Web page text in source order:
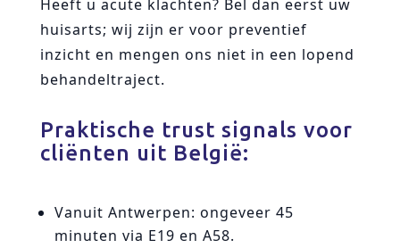
Heeft u acute klachten? Bel dan eerst uw
huisarts; wij zijn er voor preventief
inzicht en mengen ons niet in een lopend
behandeltraject.
Praktische trust signals voor
cliënten uit België:
Vanuit Antwerpen: ongeveer 45
minuten via E19 en A58.